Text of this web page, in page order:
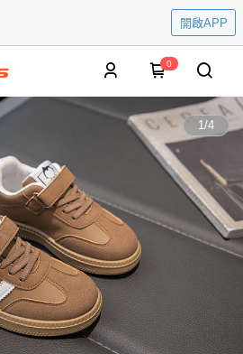
開啟APP
0
1/4